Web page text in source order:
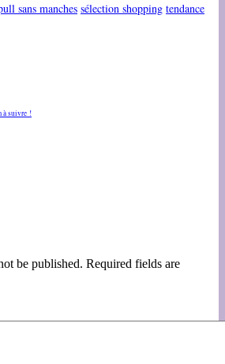
sans manches sélection shopping tendance
à suivre !
be published. Required fields are